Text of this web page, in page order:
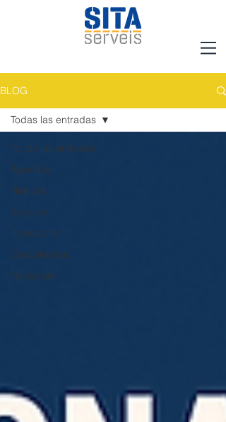
BLOG
Todas las entradas
Asesoría
Noticias
Seguros
Transporte
Curiosidades
Tacógrafo
Todas las entradas